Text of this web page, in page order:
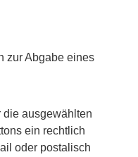
zur Abgabe eines
die ausgewählten
ein rechtlich
oder postalisch